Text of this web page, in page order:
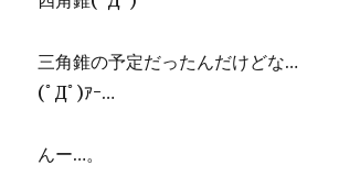
三角錐の予定だったんだけどな…
(ﾟДﾟ)ｱｰ…
んー…。